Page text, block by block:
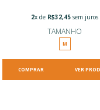
2x de R$32,45 sem juros
TAMANHO
M
VER